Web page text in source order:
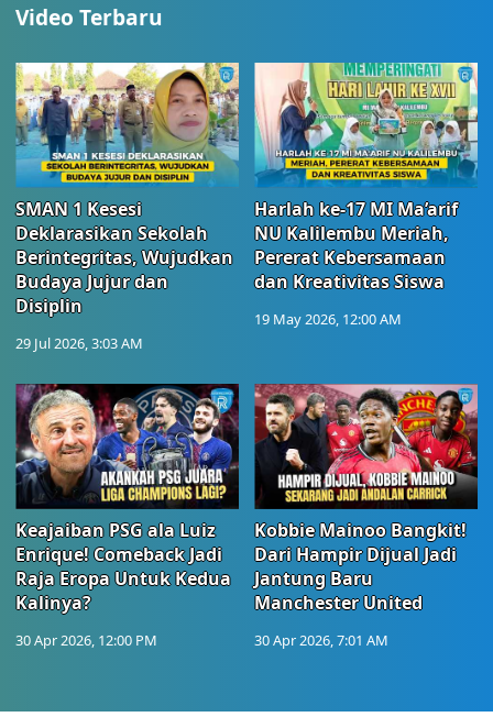
Video Terbaru
SMAN 1 Kesesi
Deklarasikan Sekolah
Berintegritas, Wujudkan
Budaya Jujur dan
Disiplin
29 Jul 2026, 3:03 AM
Harlah ke-17 MI Ma’arif
NU Kalilembu Meriah,
Pererat Kebersamaan
dan Kreativitas Siswa
19 May 2026, 12:00 AM
Keajaiban PSG ala Luiz
Enrique! Comeback Jadi
Raja Eropa Untuk Kedua
Kalinya?
30 Apr 2026, 12:00 PM
Kobbie Mainoo Bangkit!
Dari Hampir Dijual Jadi
Jantung Baru
Manchester United
30 Apr 2026, 7:01 AM